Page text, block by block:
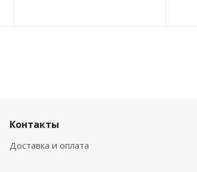
Контакты
Доставка и оплата